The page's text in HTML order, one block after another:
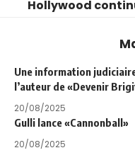
Hollywood
Une information
l’auteur de «Devenir
20/08/2025
Gulli lance «Cannonball»
20/08/2025